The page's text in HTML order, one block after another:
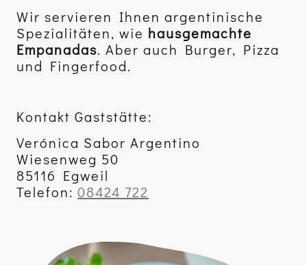
Wir servieren Ihnen argentinische
Spezialitäten, wie hausgemachte
Empanadas. Aber auch Burger, Pizza
und Fingerfood.
Kontakt Gaststätte:
Verónica Sabor Argentino
Wiesenweg 50
85116 Egweil
Telefon: 08424 722